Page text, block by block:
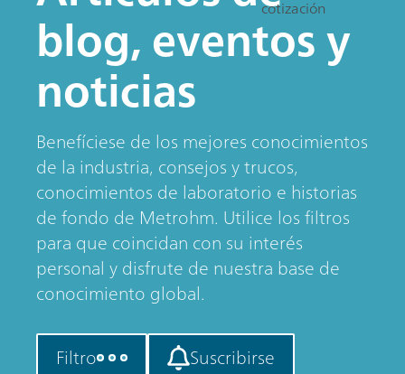
cotización
blog, eventos y
noticias
Benefíciese de los mejores conocimientos
de la industria, consejos y trucos,
conocimientos de laboratorio e historias
de fondo de Metrohm. Utilice los filtros
para que coincidan con su interés
personal y disfrute de nuestra base de
conocimiento global.
Filtro Suscribirse